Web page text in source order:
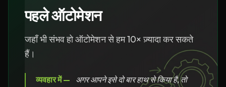
पहले ऑटोमेशन
जहाँ भी संभव हो ऑटोमेशन से हम 10× ज़्यादा कर सकते
हैं।
व्यवहार में —
अगर आपने इसे दो बार हाथ से किया है, तो